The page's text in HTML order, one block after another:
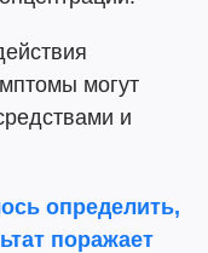
могут
и
определить,
поражает